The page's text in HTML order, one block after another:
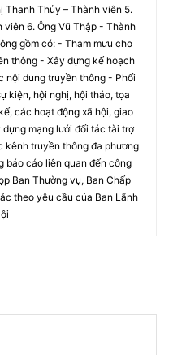
Thanh Thủy – Thành viên 5.
viên 6. Ông Vũ Thập - Thành
gồm có: - Tham mưu cho
thông - Xây dựng kế hoạch
nội dung truyền thông - Phối
kiện, hội nghị, hội thảo, tọa
các hoạt động xã hội, giao
mạng lưới đối tác tài trợ
kênh truyền thông đa phương
báo cáo liên quan đến công
Ban Thường vụ, Ban Chấp
theo yêu cầu của Ban Lãnh